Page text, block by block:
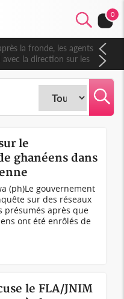
0
la fronde, les agents
la direction sur les
le
ghanéens dans
(ph)Le gouvernement
sur des réseaux
présumés après que
ont été enrôlés de
le FLA/JNIM